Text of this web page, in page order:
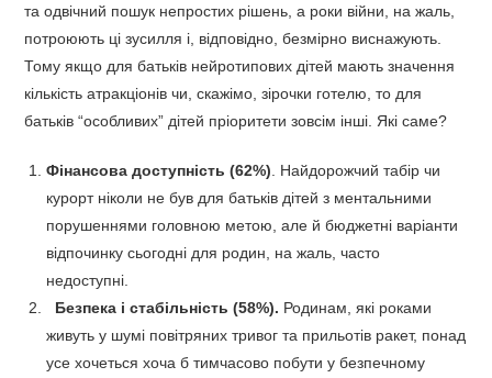
та одвічний пошук непростих рішень, а роки війни, на жаль,
потроюють ці зусилля і, відповідно, безмірно виснажують.
Тому якщо для батьків нейротипових дітей мають значення
кількість атракціонів чи, скажімо, зірочки готелю, то для
батьків “особливих” дітей пріоритети зовсім інші. Які саме?
Фінансова доступність (62%) . Найдорожчий табір чи
курорт ніколи не був для батьків дітей з ментальними
порушеннями головною метою, але й бюджетні варіанти
відпочинку сьогодні для родин, на жаль, часто
недоступні.
Безпека і стабільність (58%). Родинам, які роками
живуть у шумі повітряних тривог та прильотів ракет, понад
усе хочеться хоча б тимчасово побути у безпечному